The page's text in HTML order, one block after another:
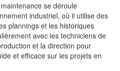
se déroule
industriel, où il utilise des
plannings et les historiques
avec les techniciens de
et la direction pour
et efficace sur les projets en